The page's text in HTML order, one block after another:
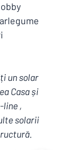
un solar
Casa și
line ,
solarii